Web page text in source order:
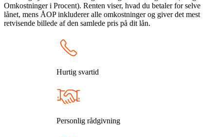
Omkostninger i Procent). Renten viser, hvad du betaler for selve
lånet, mens ÅOP inkluderer alle omkostninger og giver det mest
retvisende billede af den samlede pris på dit lån.
Hurtig svartid
Personlig rådgivning